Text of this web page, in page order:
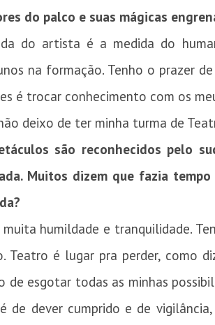
do palco e suas mágicas
do artista é a medida do
na formação. Tenho o prazer
é trocar conhecimento com os
deixo de ter minha turma de
são reconhecidos pelo
Muitos dizem que fazia
muita humildade e tranquilidade.
Teatro é lugar pra perder, como
de esgotar todas as minhas
de dever cumprido e de